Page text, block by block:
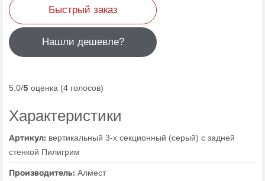
Быстрый заказ
Нашли дешевле?
5.0/5 оценка (4 голосов)
Характеристики
Артикул: вертикальный 3-х секционный (серый) с задней
стенкой Пилигрим
Производитель: Алмест